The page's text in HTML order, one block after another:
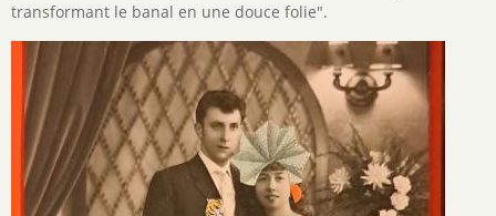
transformant le banal en une douce folie".
Image